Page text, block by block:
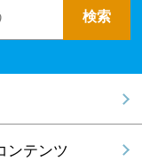
ンテンツ